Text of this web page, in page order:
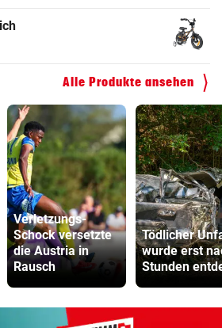
Alle Produkte ansehen
Verletzungs-
Schock versetzte
die Austria in
Rausch
Tödlicher
wurde erst
Stunden